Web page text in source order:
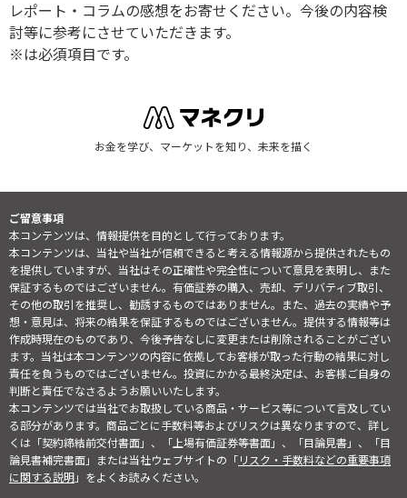
レポート・コラムの感想をお寄せください。今後の内容検
討等に参考にさせていただきます。
※は必須項目です。
お金を学び、マーケットを知り、未来を描く
ご留意事項
本コンテンツは、情報提供を目的として行っております。
本コンテンツは、当社や当社が信頼できると考える情報源から提供されたもの
を提供していますが、当社はその正確性や完全性について意見を表明し、また
保証するものではございません。有価証券の購入、売却、デリバティブ取引、
その他の取引を推奨し、勧誘するものではありません。また、過去の実績や予
想・意見は、将来の結果を保証するものではございません。提供する情報等は
作成時現在のものであり、今後予告なしに変更または削除されることがござい
ます。当社は本コンテンツの内容に依拠してお客様が取った行動の結果に対し
責任を負うものではございません。投資にかかる最終決定は、お客様ご自身の
判断と責任でなさるようお願いいたします。
本コンテンツでは当社でお取扱している商品・サービス等について言及してい
る部分があります。商品ごとに手数料等およびリスクは異なりますので、詳し
くは「契約締結前交付書面」、「上場有価証券等書面」、「目論見書」、「目
論見書補完書面」または当社ウェブサイトの「リスク・手数料などの重要事項
に関する説明」をよくお読みください。